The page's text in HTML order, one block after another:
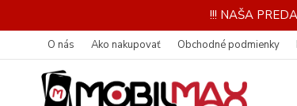
!!! NAŠA
O nás Ako nakupovať Obchodné podmienky